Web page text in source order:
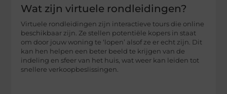
Wat zijn virtuele rondleidingen?
Virtuele rondleidingen zijn interactieve tours die online
beschikbaar zijn. Ze stellen potentiële kopers in staat
om door jouw woning te ‘lopen’ alsof ze er echt zijn. Dit
kan hen helpen een beter beeld te krijgen van de
indeling en sfeer van het huis, wat weer kan leiden tot
snellere verkoopbeslissingen.